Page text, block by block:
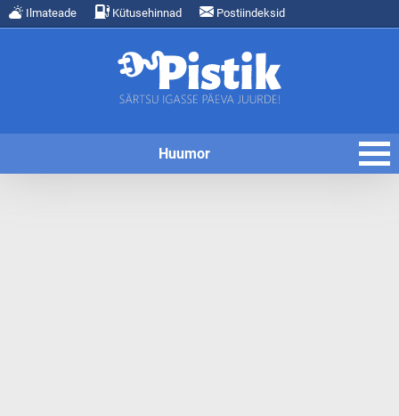
Ilmateade Kütusehinnad Postiindeksid
Huumor